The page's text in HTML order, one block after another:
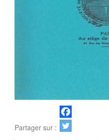
Partager sur :